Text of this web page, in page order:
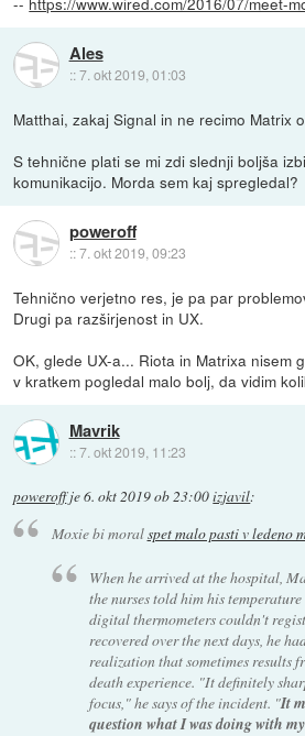
Ales
::7. okt 2019, 01:03
Matthai, zakaj Signal in ne recimo Matrix
S tehnične plati se mi zdi slednji boljša
komunikacijo. Morda sem kaj spregledal?
poweroff
::7. okt 2019, 09:23
Tehnično verjetno res, je pa par
Drugi pa razširjenost in UX.
OK, glede UX-a... Riota in Matrixa nisem
v kratkem pogledal malo bolj, da vidim
Mavrik
::7. okt 2019, 11:23
poweroffje6. okt 2019 ob 23:00izjavil:
Moxie bi moralspet malo pasti v ledeno
When he arrived at the hospital,
the nurses told him his
digital thermometers couldn't
recovered over the next days, he
realization that sometimes results
death experience. "It definitely
focus," he says of the incident. "It
question what I was doing with